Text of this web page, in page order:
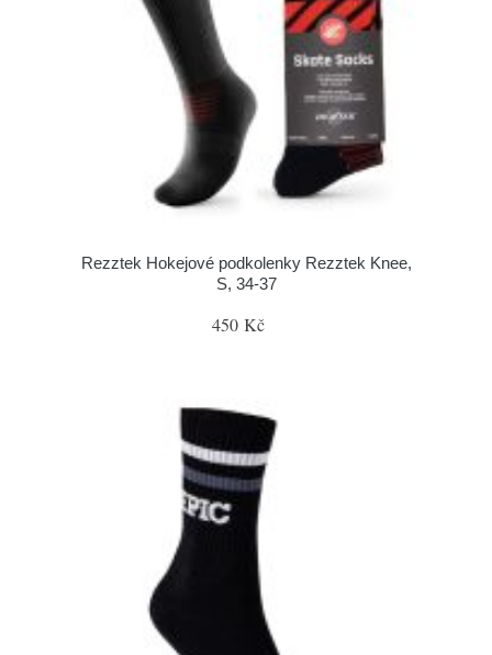
Rezztek Hokejové podkolenky Rezztek Knee,
S, 34-37
450 Kč